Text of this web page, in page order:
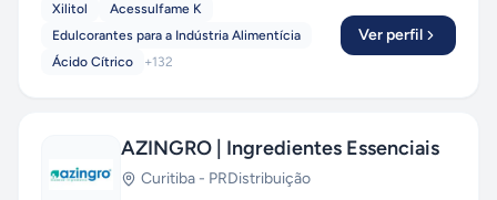
para os segmentos: ALIMENTÍCIO,
COSMÉTICO, FÁRMACÊUTICO, NUTRIÇÃO
ANIMAL, SUPLEMENTOS e outros.
Xilitol
Acessulfame K
Edulcorantes para a Indústria Alimentícia
Ácido Cítrico
+132
Ver perfil
AZINGRO | Ingredientes Essenciais
Curitiba - PRDistribuição